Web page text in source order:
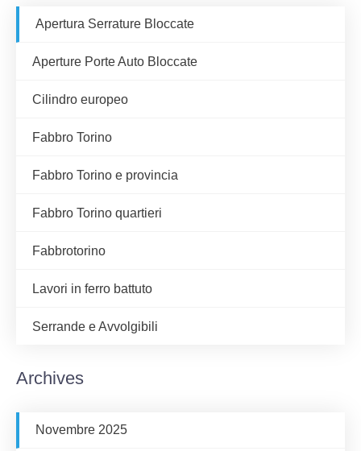
Apertura Serrature Bloccate
Aperture Porte Auto Bloccate
Cilindro europeo
Fabbro Torino
Fabbro Torino e provincia
Fabbro Torino quartieri
Fabbrotorino
Lavori in ferro battuto
Serrande e Avvolgibili
Archives
Novembre 2025